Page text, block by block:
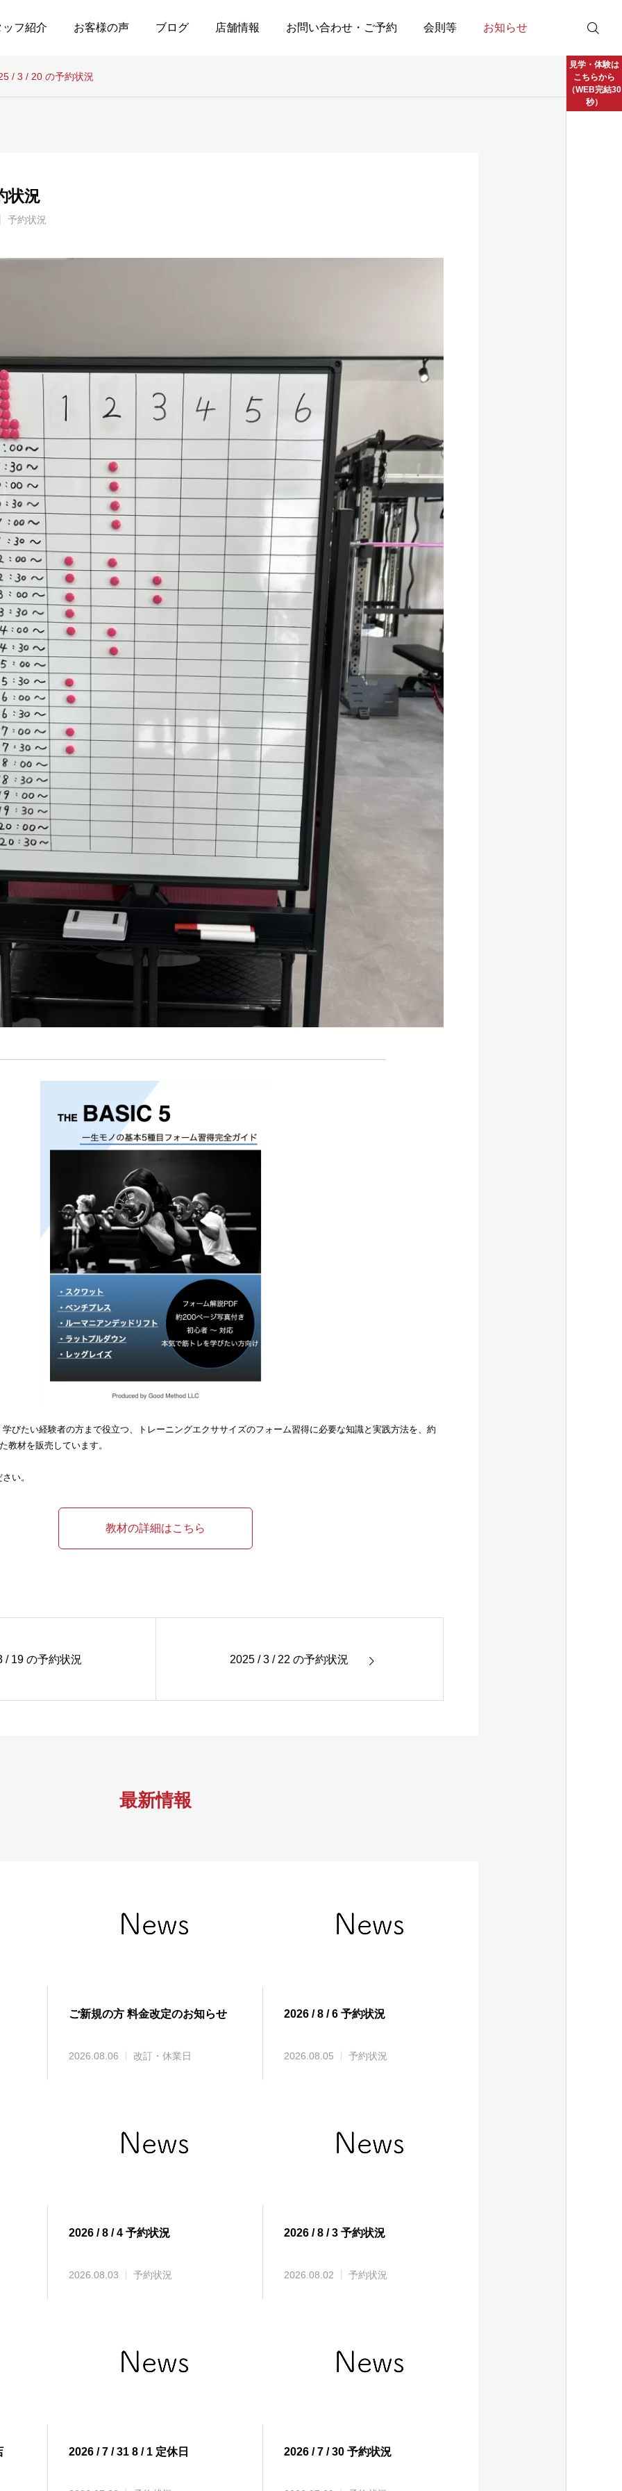
ッフ紹介 お客様の声 ブログ 店舗情報 お問い合わせ・ご予約 会則等 お知らせ
見学・体験は
こちらから
（WEB完結30
秒）
/ 3 / 20 の予約状況
状況
予約状況
びたい経験者の方まで役立つ、トレーニングエクササイズのフォーム習得に必要な知識と実践方法を、約
教材を販売しています。
い。
教材の詳細はこちら
/ 19 の予約状況 2025 / 3 / 22 の予約状況
最新情報
ご新規の方 料金改定のお知らせ
2026.08.06 改訂・休業日
2026 / 8 / 6 予約状況
2026.08.05 予約状況
2026 / 8 / 4 予約状況
2026.08.03 予約状況
2026 / 8 / 3 予約状況
2026.08.02 予約状況
2026 / 7 / 31 8 / 1 定休日 2026 / 7 / 30 予約状況